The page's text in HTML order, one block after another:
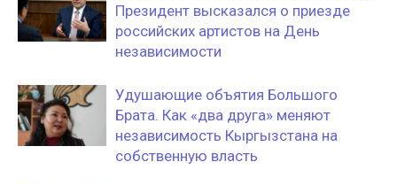
Президент высказался о приезде
российских артистов на День
независимости
Удушающие объятия Большого
Брата. Как «два друга» меняют
независимость Кыргызстана на
собственную власть